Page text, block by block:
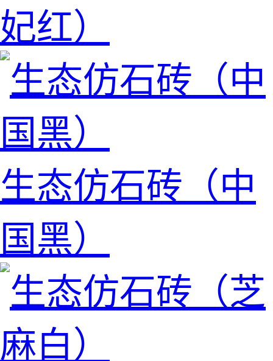
妃红）
生态仿石砖（中
国黑）